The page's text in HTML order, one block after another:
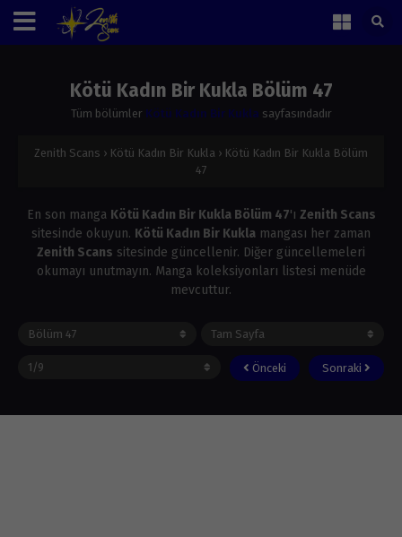
Kötü Kadın Bir Kukla Bölüm 47
Tüm bölümler Kötü Kadın Bir Kukla sayfasındadır
Zenith Scans › Kötü Kadın Bir Kukla › Kötü Kadın Bir Kukla Bölüm
47
En son manga Kötü Kadın Bir Kukla Bölüm 47'ı Zenith Scans
sitesinde okuyun. Kötü Kadın Bir Kukla mangası her zaman
Zenith Scans sitesinde güncellenir. Diğer güncellemeleri
okumayı unutmayın. Manga koleksiyonları listesi menüde
mevcuttur.
Önceki Sonraki